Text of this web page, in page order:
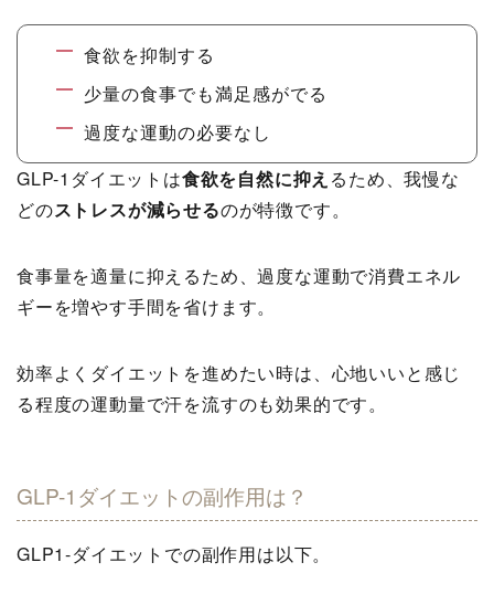
食欲を抑制する
少量の食事でも満足感がでる
過度な運動の必要なし
GLP-1ダイエットは食欲を自然に抑え るため、我慢な
どのストレスが減らせるのが特徴です。
食事量を適量に抑えるため、過度な運動で消費エネル
ギーを増やす手間を省けます。
効率よくダイエットを進めたい時は、心地いいと感じ
る程度の運動量で汗を流すのも効果的です。
GLP-1ダイエットの副作用は？
GLP1-ダイエットでの副作用は以下。